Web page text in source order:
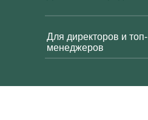
Для директоров и топ-
менеджеров